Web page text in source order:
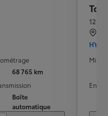
68 765 km
Boîte
automatique
Mise